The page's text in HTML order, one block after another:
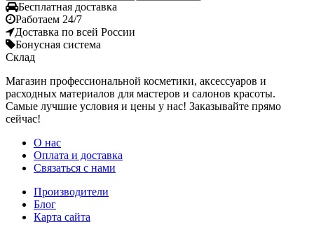
Бесплатная доставка
Работаем 24/7
Доставка по всей России
Бонусная система
Склад
Магазин профессиональной косметики, аксессуаров и
расходных материалов для мастеров и салонов красоты.
Самые лучшие условия и цены у нас! Заказывайте прямо
сейчас!
О нас
Оплата и доставка
Связаться с нами
Производители
Блог
Карта сайта